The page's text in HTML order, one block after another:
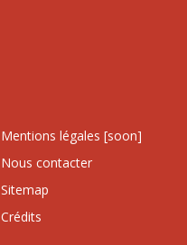
Mentions légales [soon]
Nous contacter
Sitemap
Crédits